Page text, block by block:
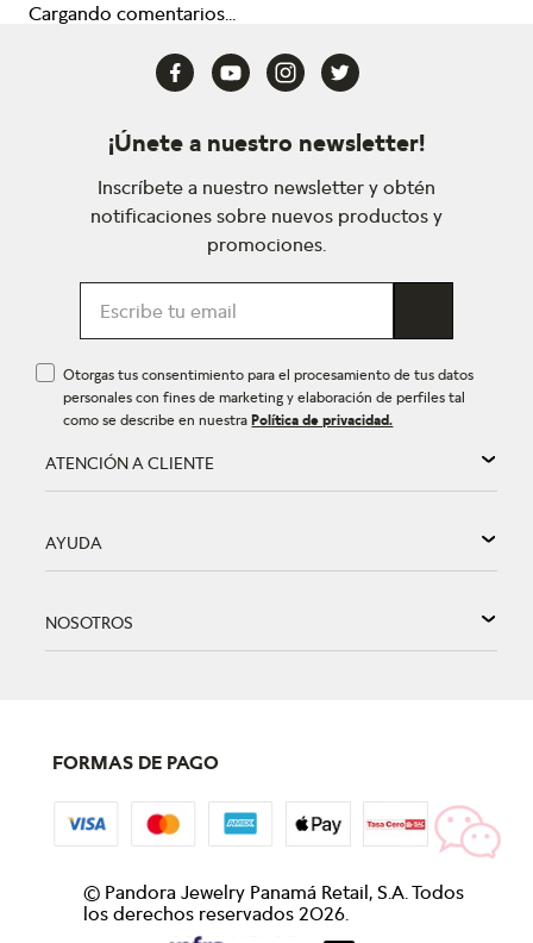
Cargando comentarios...
¡Únete a nuestro newsletter!
Inscríbete a nuestro newsletter y obtén
notificaciones sobre nuevos productos y
promociones.
Otorgas tus consentimiento para el procesamiento de tus datos
personales con fines de marketing y elaboración de perfiles tal
como se describe en nuestraPolítica de privacidad.
ATENCIÓN A CLIENTE
AYUDA
NOSOTROS
FORMAS DE PAGO
© Pandora Jewelry Panamá Retail, S.A. Todos
los derechos reservados 2026.